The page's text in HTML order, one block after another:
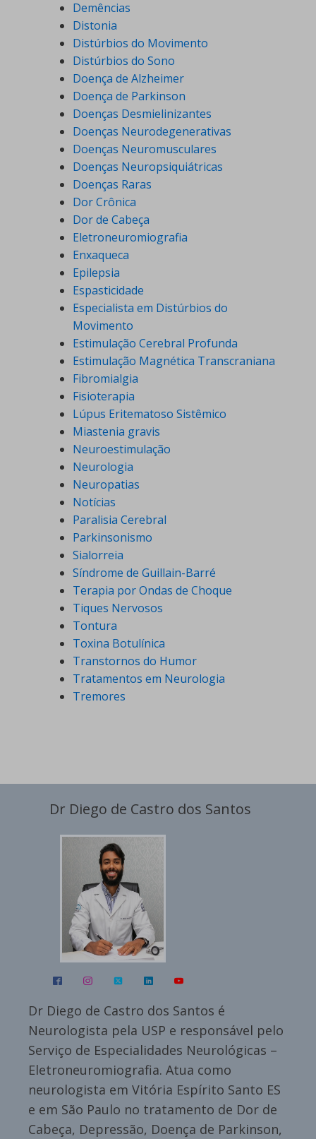
Demências
Distonia
Distúrbios do Movimento
Distúrbios do Sono
Doença de Alzheimer
Doença de Parkinson
Doenças Desmielinizantes
Doenças Neurodegenerativas
Doenças Neuromusculares
Doenças Neuropsiquiátricas
Doenças Raras
Dor Crônica
Dor de Cabeça
Eletroneuromiografia
Enxaqueca
Epilepsia
Espasticidade
Especialista em Distúrbios do
Movimento
Estimulação Cerebral Profunda
Estimulação Magnética Transcraniana
Fibromialgia
Fisioterapia
Lúpus Eritematoso Sistêmico
Miastenia gravis
Neuroestimulação
Neurologia
Neuropatias
Notícias
Paralisia Cerebral
Parkinsonismo
Sialorreia
Síndrome de Guillain-Barré
Terapia por Ondas de Choque
Tiques Nervosos
Tontura
Toxina Botulínica
Transtornos do Humor
Tratamentos em Neurologia
Tremores
Dr Diego de Castro dos Santos
Dr Diego de Castro dos Santos é
Neurologista pela USP e responsável pelo
Serviço de Especialidades Neurológicas –
Eletroneuromiografia. Atua como
neurologista em Vitória Espírito Santo ES
e em São Paulo no tratamento de Dor de
Cabeça, Depressão, Doença de Parkinson,